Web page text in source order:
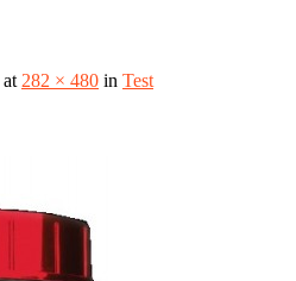
at 282 × 480 in Test